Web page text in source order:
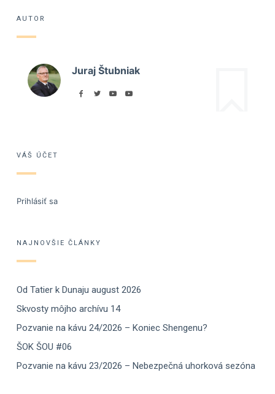
AUTOR
Juraj Štubniak
VÁŠ ÚČET
Prihlásiť sa
NAJNOVŠIE ČLÁNKY
Od Tatier k Dunaju august 2026
Skvosty môjho archívu 14
Pozvanie na kávu 24/2026 – Koniec Shengenu?
ŠOK ŠOU #06
Pozvanie na kávu 23/2026 – Nebezpečná uhorková sezóna